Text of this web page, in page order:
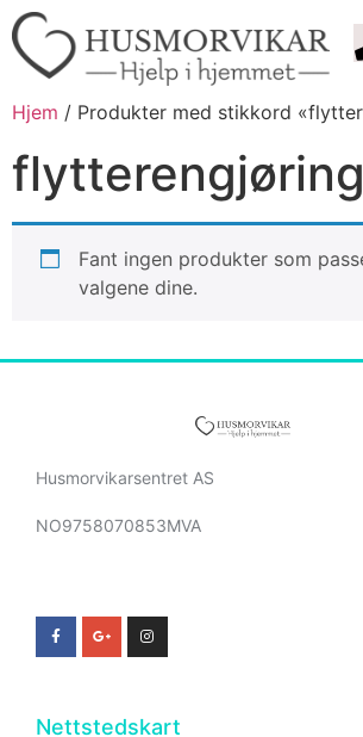
Hjem / Produkter med stikkord
flytterengjøring
Fant ingen produkter som
valgene dine.
Husmorvikarsentret AS
NO9758070853MVA
Nettstedskart